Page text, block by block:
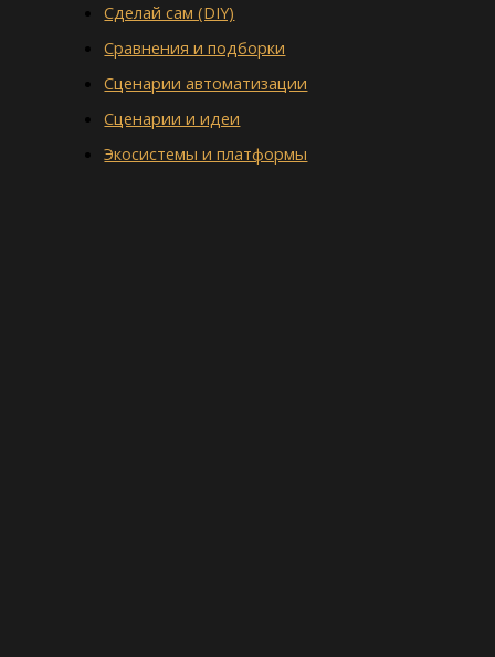
Сделай сам (DIY)
Сравнения и подборки
Сценарии автоматизации
Сценарии и идеи
Экосистемы и платформы